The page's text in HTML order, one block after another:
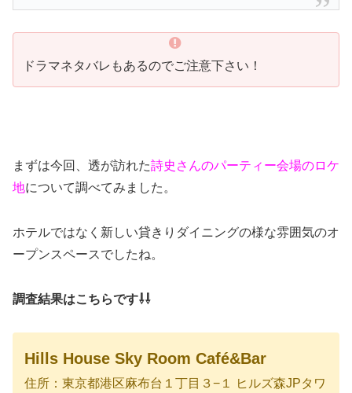
ドラマネタバレもあるのでご注意下さい！
まずは今回、透が訪れた詩史さんのパーティー会場のロケ
地について調べてみました。
ホテルではなく新しい貸きりダイニングの様な雰囲気のオ
ープンスペースでしたね。
調査結果はこちらです⇩⇩
Hills House Sky Room Café&Bar
住所：東京都港区麻布台１丁目３−１ ヒルズ森JPタワ